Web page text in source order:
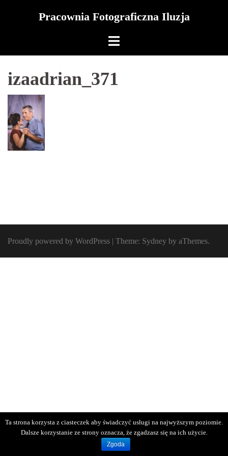
Pracownia Fotograficzna Iluzja
izaadrian_371
Proudly powered by WordPress | Theme: Sydney by aThemes.
Ta strona korzysta z ciasteczek aby świadczyć usługi na najwyższym poziomie.
Dalsze korzystanie ze strony oznacza, że zgadzasz się na ich użycie.
Zgoda